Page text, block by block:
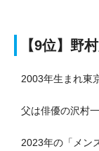
【9位】野
2003年生まれ東
父は俳優の沢村
2023年の「メン